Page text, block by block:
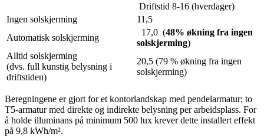
Driftstid 8-16 (hverdager)
Ingen solskjerming
11,5
Automatisk solskjerming
17,0 (48% økning fra ingen
solskjerming)
Alltid solskjerming
(dvs. full kunstig belysning i
driftstiden)
20,5 (79 % økning fra ingen
solskjerming)
Beregningene er gjort for et kontorlandskap med pendelarmatur; to
T5-armatur med direkte og indirekte belysning per arbeidsplass. For
å holde illuminans på minimum 500 lux krever dette installert effekt
på 9,8 kWh/m².